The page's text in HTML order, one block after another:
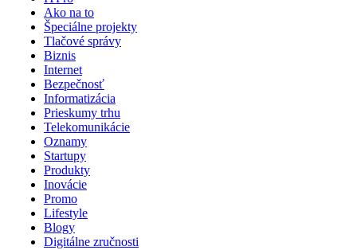
Ako na to
Špeciálne projekty
Tlačové správy
Biznis
Internet
Bezpečnosť
Informatizácia
Prieskumy trhu
Telekomunikácie
Oznamy
Startupy
Produkty
Inovácie
Promo
Lifestyle
Blogy
Digitálne zručnosti